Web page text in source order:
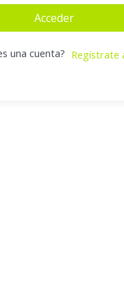
Acceder
una cuenta? Regístrate